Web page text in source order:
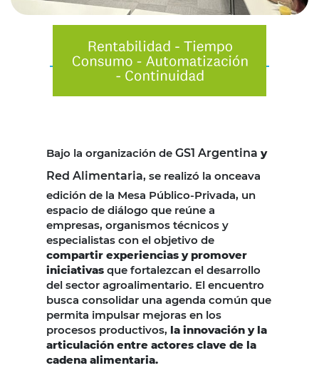
Bajo la organización de GS1 Argentina y
Red Alimentaria, se realizó la onceava
edición de la Mesa Público-Privada, un
espacio de diálogo que reúne a
empresas, organismos técnicos y
especialistas con el objetivo de
compartir experiencias y promover
iniciativas que fortalezcan el desarrollo
del sector agroalimentario. El encuentro
busca consolidar una agenda común que
permita impulsar mejoras en los
procesos productivos, la innovación y la
articulación entre actores clave de la
cadena alimentaria.